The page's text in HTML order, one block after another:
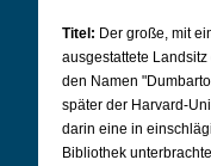
Titel: Der große, mit
ausgestattete
den Namen
später der Harvard-
darin eine in
Bibliothek